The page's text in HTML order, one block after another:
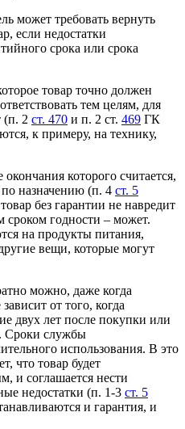
может требовать вернуть
если недостатки
срока или срока
товар точно должен
тем целям, для
(п. 2 ст. 470 и п. 2 ст. 469 ГК
к примеру, на технику,
которого считается,
по назначению (п. 4 ст. 5
без гарантии не навредит
сроком годности – может.
на продукты питания,
вещи, которые могут
можно, даже когда
от того, когда
двух лет после покупки или
Сроки службы
использования. В это
что товар будет
и соглашается нести
недостатки (п. 1-3 ст. 5
и гарантия, и